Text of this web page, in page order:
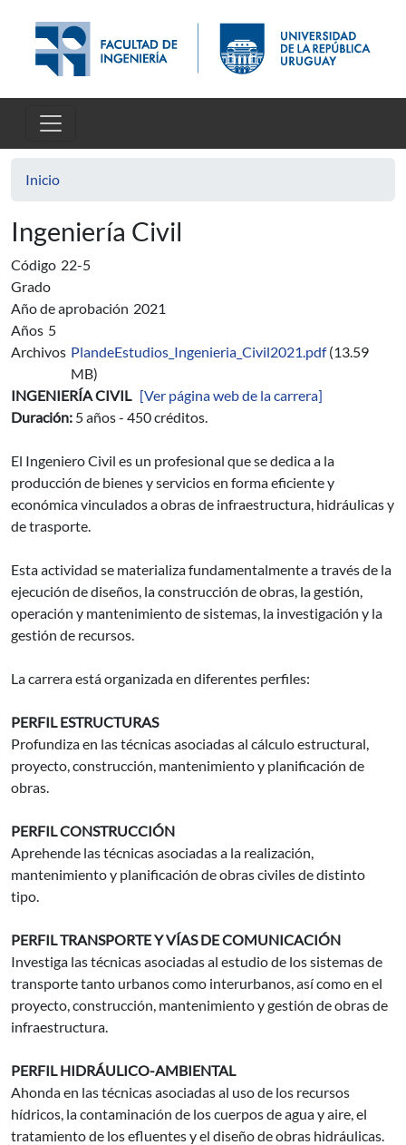
Inicio
Ingeniería Civil
Código 22-5
Grado
Año de aprobación 2021
Años 5
Archivos PlandeEstudios_Ingenieria_Civil2021.pdf (13.59
MB)
INGENIERÍA CIVIL [Ver página web de la carrera]
Duración: 5 años - 450 créditos.
El Ingeniero Civil es un profesional que se dedica a la
producción de bienes y servicios en forma eficiente y
económica vinculados a obras de infraestructura, hidráulicas y
de trasporte.
Esta actividad se materializa fundamentalmente a través de la
ejecución de diseños, la construcción de obras, la gestión,
operación y mantenimiento de sistemas, la investigación y la
gestión de recursos.
La carrera está organizada en diferentes perfiles:
PERFIL ESTRUCTURAS
Profundiza en las técnicas asociadas al cálculo estructural,
proyecto, construcción, mantenimiento y planificación de
obras.
PERFIL CONSTRUCCIÓN
Aprehende las técnicas asociadas a la realización,
mantenimiento y planificación de obras civiles de distinto
tipo.
PERFIL TRANSPORTE Y VÍAS DE COMUNICACIÓN
Investiga las técnicas asociadas al estudio de los sistemas de
transporte tanto urbanos como interurbanos, así como en el
proyecto, construcción, mantenimiento y gestión de obras de
infraestructura.
PERFIL HIDRÁULICO-AMBIENTAL
Ahonda en las técnicas asociadas al uso de los recursos
hídricos, la contaminación de los cuerpos de agua y aire, el
tratamiento de los efluentes y el diseño de obras hidráulicas.